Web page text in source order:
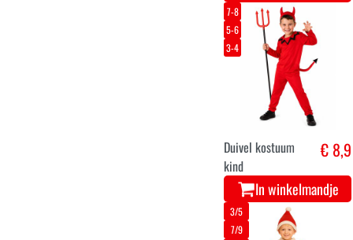
7-8
5-6
3-4
Duivel kostuum
kind
€ 8,9
In winkelmandje
3/5
7/9